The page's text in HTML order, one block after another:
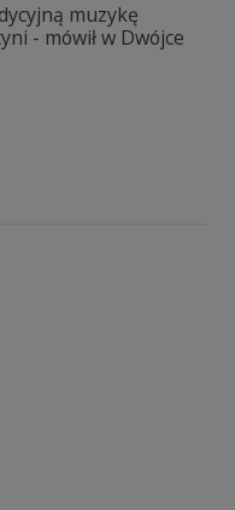
muzykę
- mówił w Dwójce